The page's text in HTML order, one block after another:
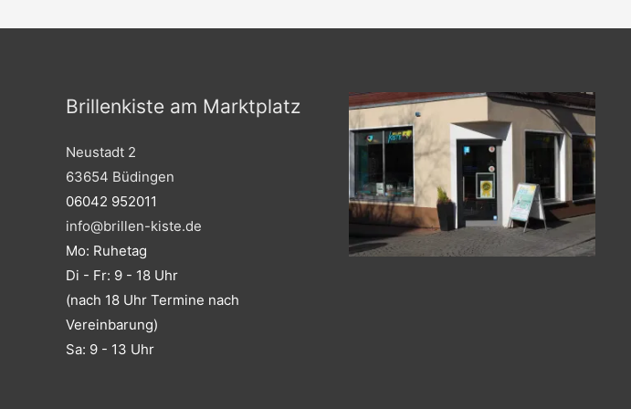
Brillenkiste am Marktplatz
Neustadt 2
63654 Büdingen
06042 952011
info@brillen-kiste.de
Mo: Ruhetag
Di - Fr: 9 - 18 Uhr
(nach 18 Uhr Termine nach
Vereinbarung)
Sa: 9 - 13 Uhr